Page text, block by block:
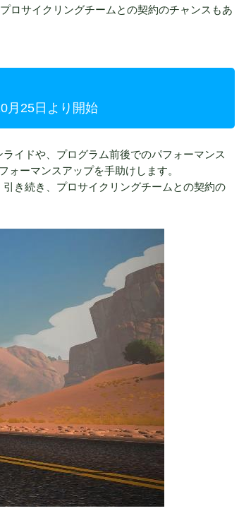
ロサイクリングチームとの契約のチャンスもあ
月25日より開始
イドや、プログラム前後でのパフォーマンス
ーマンスアップを手助けします。
き続き、プロサイクリングチームとの契約の